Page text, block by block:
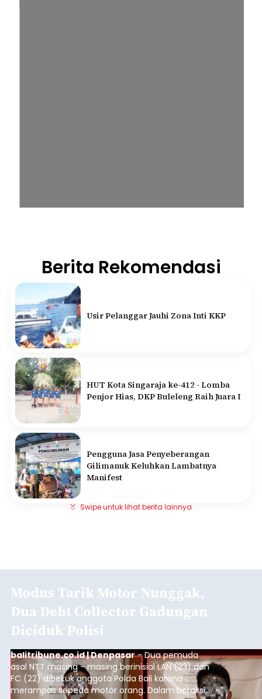
Berita Rekomendasi
Usir Pelanggar Jauhi Zona Inti KKP
HUT Kota Singaraja ke-412 - Lomba
Penjor Hias, DKP Buleleng Raih Juara I
Pengguna Jasa Penyeberangan
Gilimanuk Keluhkan Lambatnya
Manifest
Swipe untuk lihat berita lainnya
Modus Tarik Motor Nunggak,
Dua Debt Collector Gadungan
Diciduk Polisi
balitribune.co.id | Denpasar- Dua pemuda
asal NTT masing - masing berinisial LAN (23) dan
FC (22) dibekuk anggota Polda Bali karena
merampas sepeda motor orang. Dalam beraksi,